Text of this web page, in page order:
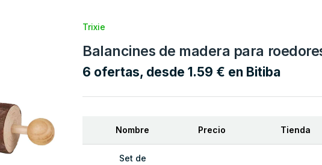
Trixie
Balancines de madera para
6 ofertas, desde 1.59 € en Bitiba
Nombre Precio Tienda
Set de